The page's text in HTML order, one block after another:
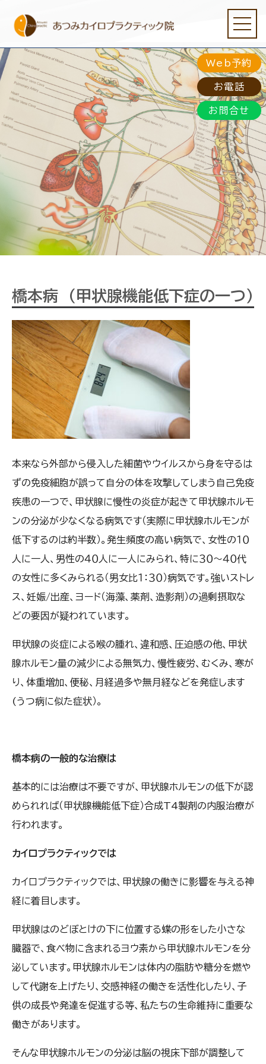
Home
カイロプラクティックについて
施術について
症状別
喜びの声
当院について
Web予約
お電話
お問合せ
橋本病 （甲状腺機能低下症の一つ）
本来なら外部から侵入した細菌やウイルスから身を守るは
ずの免疫細胞が誤って自分の体を攻撃してしまう自己免疫
疾患の一つで、甲状腺に慢性の炎症が起きて甲状腺ホルモ
ンの分泌が少なくなる病気です（実際に甲状腺ホルモンが
低下するのは約半数）。発生頻度の高い病気で、女性の１０
人に一人、男性の４０人に一人にみられ、特に３０～４０代
の女性に多くみられる（男女比１：３０）病気です。強いストレ
ス、妊娠/出産、ヨード（海藻、薬剤、造影剤）の過剰摂取な
どの要因が疑われています。
甲状腺の炎症による喉の腫れ、違和感、圧迫感の他、甲状
腺ホルモン量の減少による無気力、慢性疲労、むくみ、寒が
り、体重増加、便秘、月経過多や無月経などを発症します
(うつ病に似た症状）。
橋本病の一般的な治療は
基本的には治療は不要ですが、甲状腺ホルモンの低下が認
められれば（甲状腺機能低下症）合成T4製剤の内服治療が
行われます。
カイロプラクティックでは
カイロプラクティックでは、甲状腺の働きに影響を与える神
経に着目します。
甲状腺はのどぼとけの下に位置する蝶の形をした小さな
臓器で、食べ物に含まれるヨウ素から甲状腺ホルモンを分
泌しています。甲状腺ホルモンは体内の脂肪や糖分を燃や
して代謝を上げたり、交感神経の働きを活性化したり、子
供の成長や発達を促進する等、私たちの生命維持に重要な
働きがあります。
そんな甲状腺ホルモンの分泌は脳の視床下部が調整して